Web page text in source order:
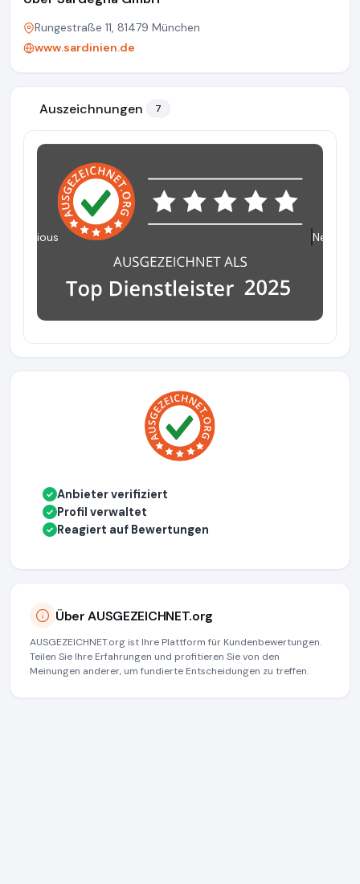
Rungestraße 11, 81479 München
www.sardinien.de
Auszeichnungen 7
Previous Next
✓ Anbieter verifiziert
✓ Profil verwaltet
✓ Reagiert auf Bewertungen
Über AUSGEZEICHNET.org
AUSGEZEICHNET.org ist Ihre Plattform für Kundenbewertungen.
Teilen Sie Ihre Erfahrungen und profitieren Sie von den
Meinungen anderer, um fundierte Entscheidungen zu treffen.